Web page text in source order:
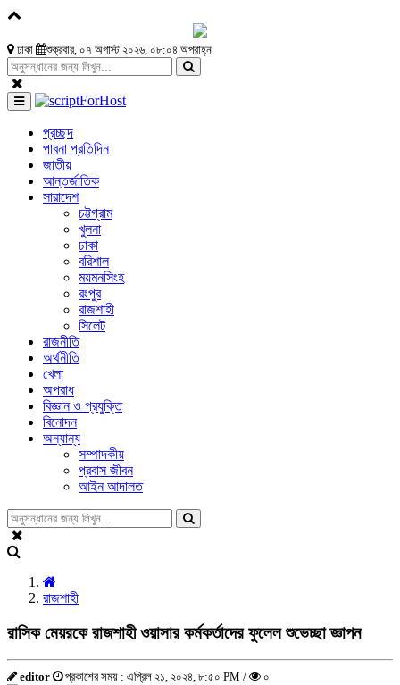
ঢাকা শুক্রবার, ০৭ অগাস্ট ২০২৬, ০৮:০৪ অপরাহ্ন
প্রচ্ছদ
পাবনা প্রতিদিন
জাতীয়
আন্তর্জাতিক
সারাদেশ
চট্টগ্রাম
খুলনা
ঢাকা
বরিশাল
ময়মনসিংহ
রংপুর
রাজশাহী
সিলেট
রাজনীতি
অর্থনীতি
খেলা
অপরাধ
বিজ্ঞান ও প্রযুক্তি
বিনোদন
অন্যান্য
সম্পাদকীয়
প্রবাস জীবন
আইন আদালত
রাজশাহী
রাসিক মেয়রকে রাজশাহী ওয়াসার কর্মকর্তাদের ফুলেল শুভেচ্ছা জ্ঞাপন
editor প্রকাশের সময় : এপ্রিল ২১, ২০২৪, ৮:৫০ PM / ০